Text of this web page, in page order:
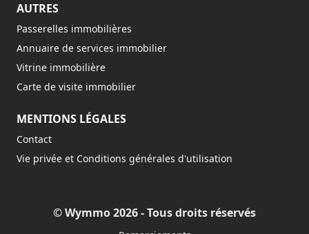
AUTRES
Passerelles immobilières
Annuaire de services immobilier
Vitrine immobilière
Carte de visite immobilier
MENTIONS LÉGALES
Contact
Vie privée et Conditions générales d'utilisation
© Wymmo 2026 - Tous droits réservés